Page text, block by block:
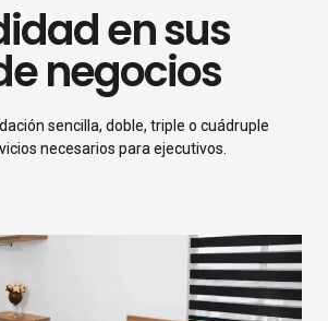
en sus
negocios
sencilla, doble, triple o cuádruple
necesarios para ejecutivos.